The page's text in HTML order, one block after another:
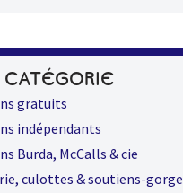
CATÉGORIE
gratuits
indépendants
Burda, McCalls & cie
culottes & soutiens-gorge